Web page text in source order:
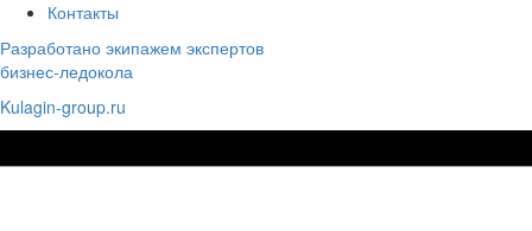
Контакты
Разработано экипажем экспертов
бизнес-ледокола
Kulagin-group.ru